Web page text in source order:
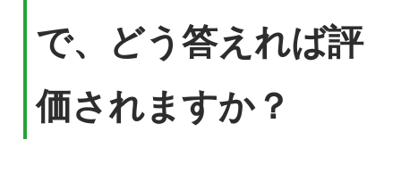
で、どう答えれば評
価されますか？